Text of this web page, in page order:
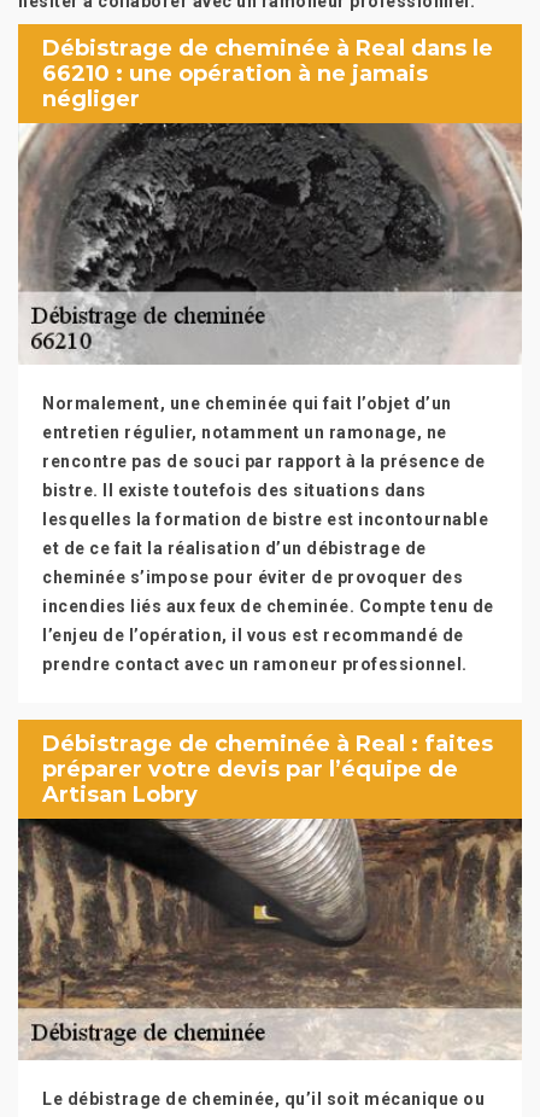
Débistrage de cheminée à Real dans le
66210 : une opération à ne jamais
négliger
Normalement, une cheminée qui fait l’objet d’un
entretien régulier, notamment un ramonage, ne
rencontre pas de souci par rapport à la présence de
bistre. Il existe toutefois des situations dans
lesquelles la formation de bistre est incontournable
et de ce fait la réalisation d’un débistrage de
cheminée s’impose pour éviter de provoquer des
incendies liés aux feux de cheminée. Compte tenu de
l’enjeu de l’opération, il vous est recommandé de
prendre contact avec un ramoneur professionnel.
Débistrage de cheminée à Real : faites
préparer votre devis par l’équipe de
Artisan Lobry
Le débistrage de cheminée, qu’il soit mécanique ou